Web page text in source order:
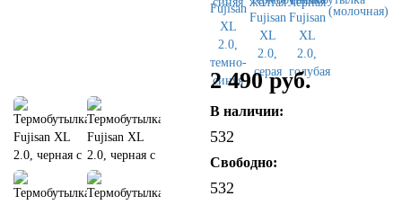
2 490 руб.
В наличии:
532
Свободно:
532